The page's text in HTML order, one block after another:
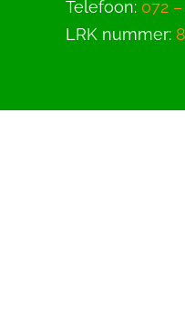
Telefoon: 072
LRK nummer: